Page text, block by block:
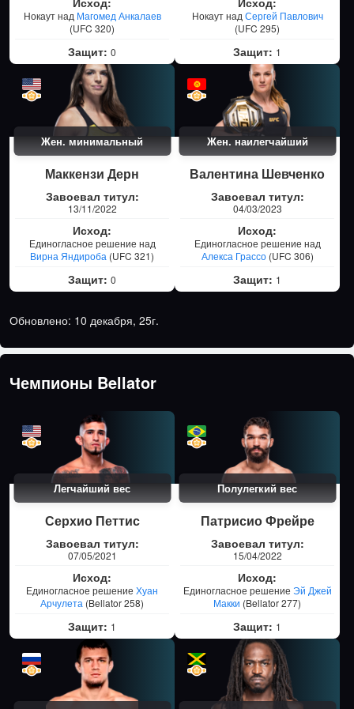
Нокаут над Магомед Анкалаев
(UFC 320)
Защит: 0
Нокаут над Сергей Павлович
(UFC 295)
Защит: 1
Жен. минимальный
Маккензи Дерн
Завоевал титул:
13/11/2022
Исход:
Единогласное решение над
Вирна Яндироба (UFC 321)
Защит: 0
Жен. наилегчайший
Валентина Шевченко
Завоевал титул:
04/03/2023
Исход:
Единогласное решение над
Алекса Грассо(UFC 306)
Защит: 1
Обновлено: 10 декабря, 25г.
Чемпионы Bellator
Легчайший вес
Серхио Петтис
Завоевал титул:
07/05/2021
Исход:
Единогласное решение Хуан
Арчулета (Bellator 258)
Защит: 1
Полулегкий вес
Патрисио Фрейре
Завоевал титул:
15/04/2022
Исход:
Единогласное решение Эй Джей
Макки (Bellator 277)
Защит: 1